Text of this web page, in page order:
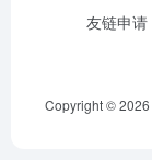
友链申请
Copyright © 2026